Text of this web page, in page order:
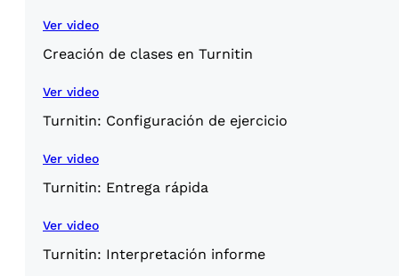
Ver video
Creación de clases en Turnitin
Ver video
Turnitin: Configuración de ejercicio
Ver video
Turnitin: Entrega rápida
Ver video
Turnitin: Interpretación informe